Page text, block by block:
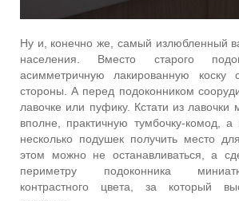
Ну и, конечно же, самый излюбленный
населения. Вместо старого
асимметричную лакированную
стороны. А перед подоконником
лавочке или пуфику. Кстати из лавочки
вполне, практичную тумбочку-комод,
несколько подушек получить место
этом можно не останавливаться, а
периметру подоконника
контрастного цвета, за который